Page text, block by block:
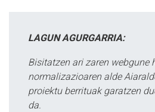
LAGUN AGURGARRIA:
Bisitatzen ari zaren webgune
normalizazioaren alde
proiektu berrituak garatzen
da.